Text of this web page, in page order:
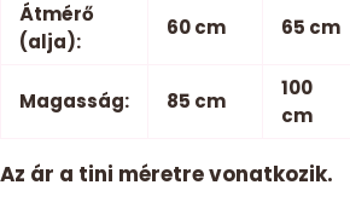
Átmérő
(alja):
60 cm 65 cm
Magasság: 85 cm
100
cm
Az ár a tini méretre vonatkozik.